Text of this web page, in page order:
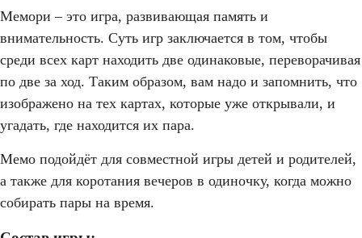
Мемори – это игра, развивающая память и
внимательность. Суть игр заключается в том, чтобы
среди всех карт находить две одинаковые, переворачивая
по две за ход. Таким образом, вам надо и запомнить, что
изображено на тех картах, которые уже открывали, и
угадать, где находится их пара.
Мемо подойдёт для совместной игры детей и родителей,
а также для коротания вечеров в одиночку, когда можно
собирать пары на время.